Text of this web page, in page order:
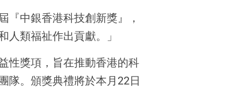
『中銀香港科技創新獎』，
類福祉作出貢獻。」
性獎項，旨在推動香港的科
隊。頒獎典禮將於本月22日